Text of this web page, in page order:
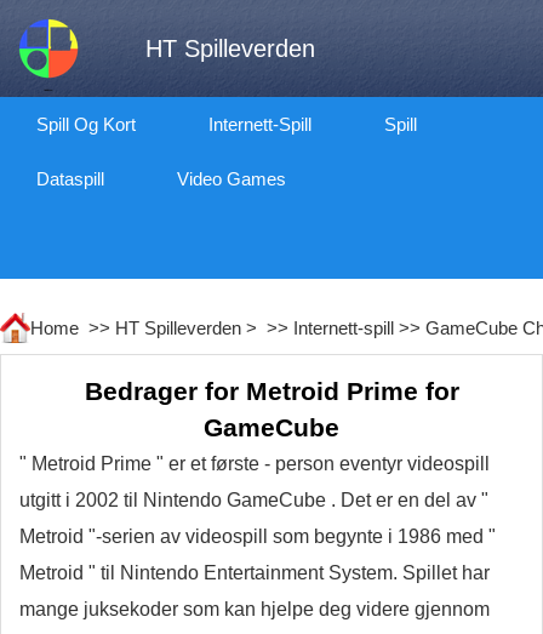
HT Spilleverden
Spill Og Kort Internett-Spill Spill
Dataspill Video Games
Home >> HT Spilleverden > >> Internett-spill >> GameCube
Bedrager for Metroid Prime for
GameCube
" Metroid Prime " er et første - person eventyr videospill
utgitt i 2002 til Nintendo GameCube . Det er en del av "
Metroid "-serien av videospill som begynte i 1986 med "
Metroid " til Nintendo Entertainment System. Spillet har
mange juksekoder som kan hjelpe deg videre gjennom